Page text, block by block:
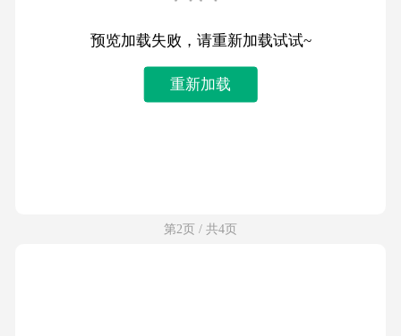
预览加载失败，请重新加载试试~
重新加载
第2页 / 共4页